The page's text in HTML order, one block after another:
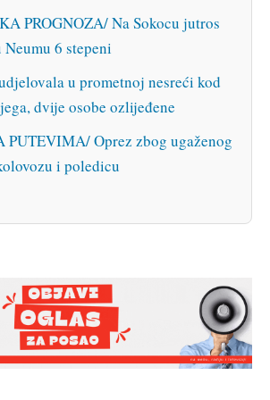
PROGNOZA/ Na Sokocu jutros
6 stepeni
u prometnoj nesreći kod
dvije osobe ozlijeđene
PUTEVIMA/ Oprez zbog ugaženog
i poledicu